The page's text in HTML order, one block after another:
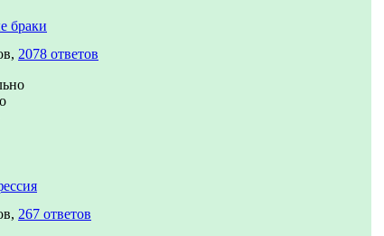
браки
2078 ответов
267 ответов